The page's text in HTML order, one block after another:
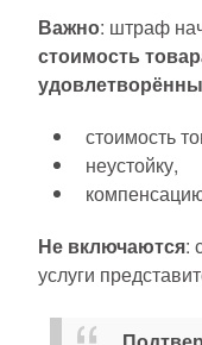
Важно: штраф
стоимость
стоимость
неустойку,
Не включаются:
услуги